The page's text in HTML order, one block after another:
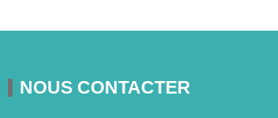
NOUS CONTACTER